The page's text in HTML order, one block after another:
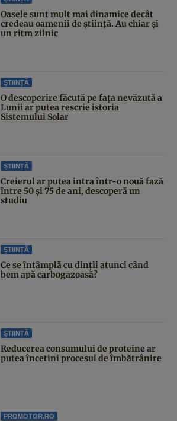
Oasele sunt mult mai dinamice decât
credeau oamenii de știință. Au chiar și
un ritm zilnic
ȘTIINȚĂ
O descoperire făcută pe fața nevăzută a
Lunii ar putea rescrie istoria
Sistemului Solar
ȘTIINȚĂ
Creierul ar putea intra într-o nouă fază
între 50 și 75 de ani, descoperă un
studiu
ȘTIINȚĂ
Ce se întâmplă cu dinții atunci când
bem apă carbogazoasă?
ȘTIINȚĂ
Reducerea consumului de proteine ar
putea încetini procesul de îmbătrânire
PROMOTOR.RO